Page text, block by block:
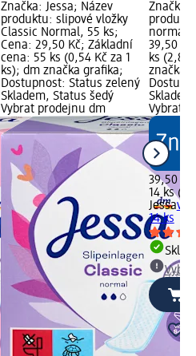
Značka: Jessa; Název
produktu: slipové vložky
Classic Normal, 55 ks;
Cena: 29,50 Kč; Základní
cena: 55 ks (0,54 Kč za 1
ks); dm značka grafika;
Dostupnost: Status zelený
Skladem, Status šedý
Vybrat prodejnu dm
Značka:
normal,
39,50
ks (2,82
značka
Vybrat
39,50 Kč
14 ks
Jessa
14 ks